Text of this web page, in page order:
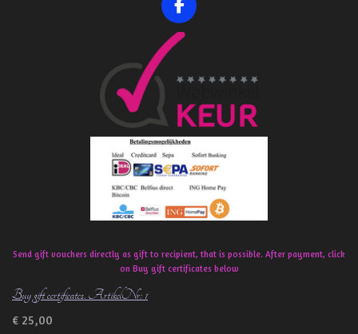
F
a
c
b
o
k
Send gift vouchers directly as gift to recipient, that is possible. After payment, click
on Buy gift certificates below
Buy gift certificates. ArtikelNr: 1
€ 25,00